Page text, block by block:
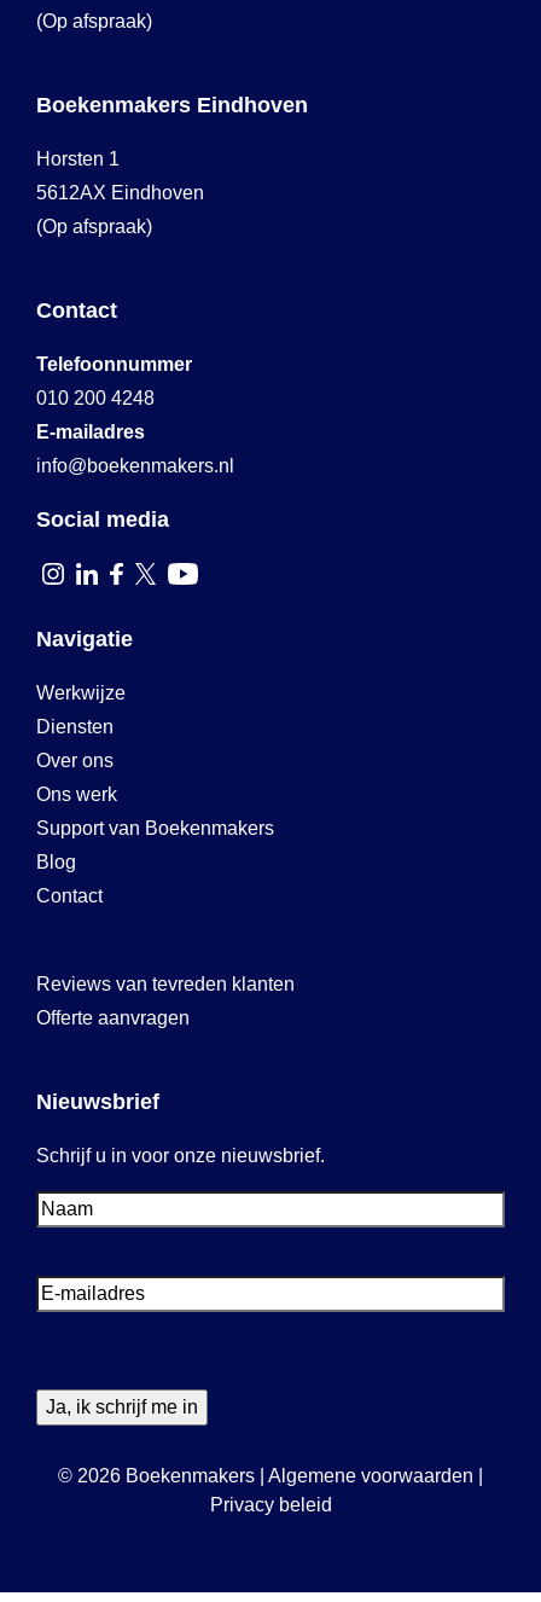
(Op afspraak)
Boekenmakers Eindhoven
Horsten 1
5612AX Eindhoven
(Op afspraak)
Contact
Telefoonnummer
010 200 4248
E-mailadres
info@boekenmakers.nl
Social media
Navigatie
Werkwijze
Diensten
Over ons
Ons werk
Support van Boekenmakers
Blog
Contact
Reviews van tevreden klanten
Offerte aanvragen
Nieuwsbrief
Schrijf u in voor onze nieuwsbrief.
Voornaam
E-
mailadres
© 2026 Boekenmakers Algemene voorwaarden
Privacy beleid